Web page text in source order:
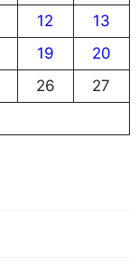
12
13
19
20
26
27